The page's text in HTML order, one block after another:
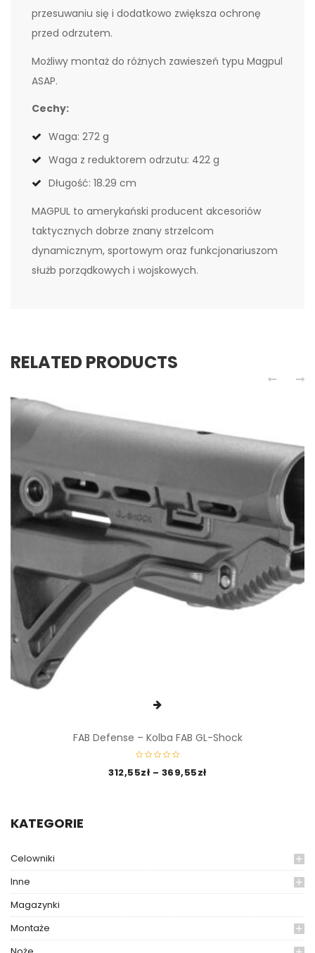
KATEGORIE
Celowniki
Inne
Magazynki
Montaże
przesuwaniu się i dodatkowo zwiększa ochronę
przed odrzutem.
Możliwy montaż do różnych zawieszeń typu Magpul
ASAP.
Cechy:
Waga: 272 g
Waga z reduktorem odrzutu: 422 g
Długość: 18.29 cm
MAGPUL to amerykański producent akcesoriów
taktycznych dobrze znany strzelcom
dynamicznym, sportowym oraz funkcjonariuszom
służb porządkowych i wojskowych.
RELATED PRODUCTS
FAB Defense – Kolba FAB GL-Shock
312,55zł – 369,55zł